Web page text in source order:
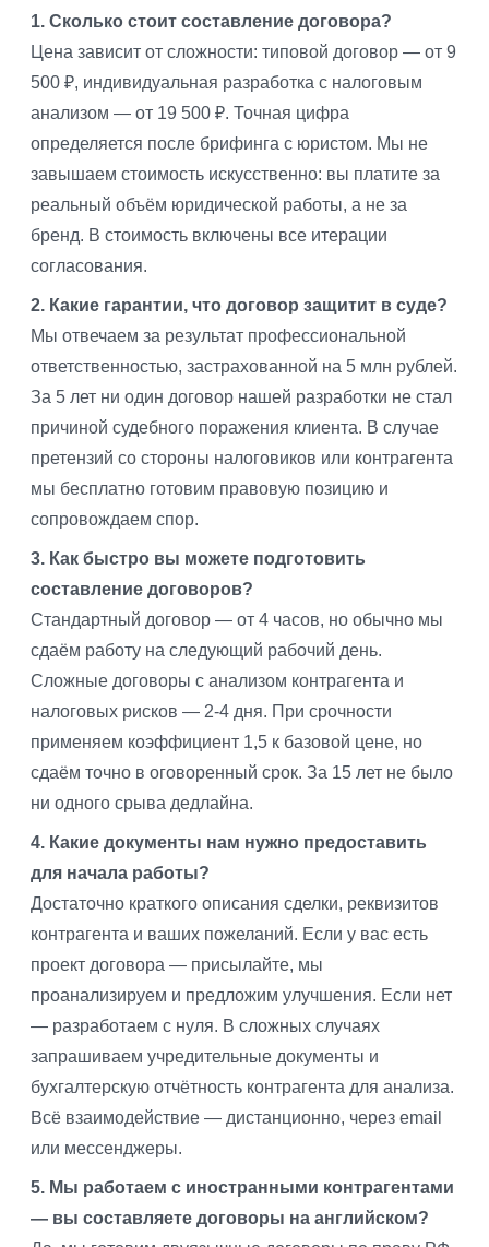
1. Сколько стоит составление договора?
Цена зависит от сложности: типовой договор — от 9
500 ₽, индивидуальная разработка с налоговым
анализом — от 19 500 ₽. Точная цифра
определяется после брифинга с юристом. Мы не
завышаем стоимость искусственно: вы платите за
реальный объём юридической работы, а не за
бренд. В стоимость включены все итерации
согласования.
2. Какие гарантии, что договор защитит в суде?
Мы отвечаем за результат профессиональной
ответственностью, застрахованной на 5 млн рублей.
За 5 лет ни один договор нашей разработки не стал
причиной судебного поражения клиента. В случае
претензий со стороны налоговиков или контрагента
мы бесплатно готовим правовую позицию и
сопровождаем спор.
3. Как быстро вы можете подготовить
составление договоров?
Стандартный договор — от 4 часов, но обычно мы
сдаём работу на следующий рабочий день.
Сложные договоры с анализом контрагента и
налоговых рисков — 2-4 дня. При срочности
применяем коэффициент 1,5 к базовой цене, но
сдаём точно в оговоренный срок. За 15 лет не было
ни одного срыва дедлайна.
4. Какие документы нам нужно предоставить
для начала работы?
Достаточно краткого описания сделки, реквизитов
контрагента и ваших пожеланий. Если у вас есть
проект договора — присылайте, мы
проанализируем и предложим улучшения. Если нет
— разработаем с нуля. В сложных случаях
запрашиваем учредительные документы и
бухгалтерскую отчётность контрагента для анализа.
Всё взаимодействие — дистанционно, через email
или мессенджеры.
5. Мы работаем с иностранными контрагентами
— вы составляете договоры на английском?